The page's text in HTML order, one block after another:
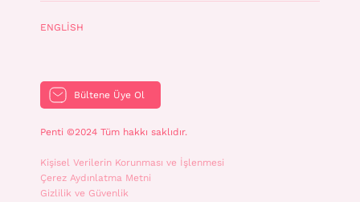
ENGLISH
Bültene Üye Ol
Penti ©2024 Tüm hakkı saklıdır.
Kişisel Verilerin Korunması ve İşlenmesi
Çerez Aydınlatma Metni
Gizlilik ve Güvenlik